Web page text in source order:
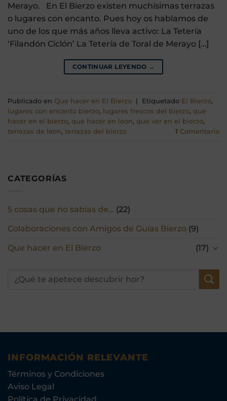
CATEGORÍAS
5 cosas que no sabías de… (22)
Colaboraciones con Amigos de Guías Bierzo (9)
Que hacer en El Bierzo
(17)
Merayo. En El Bierzo existen muchísimas terrazas
o lugares con encanto. Pues hoy os hablamos de
uno de los que más años lleva activo: La Tetería
‘Filandón Ciclón’ La Tetería de Toral de Merayo […]
CONTINUAR LEYENDO →
Publicado en Que hacer en El Bierzo Etiquetado El Bierzo,
lugares con encanto bierzo, lugares frescos del bierzo, que
hacer en el bierzo, que hacer en leon, que ver en el bierzo,
terrazas de leon, terrazas del bierzo 1 Comentario
INFORMACIÓN RELEVANTE
Términos y Condiciones
Aviso Legal
Política de Privacidad